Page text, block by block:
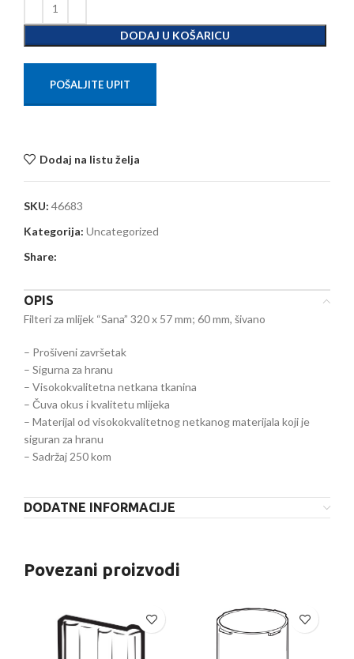
DODAJ U KOŠARICU
POŠALJITE UPIT
Dodaj na listu želja
SKU: 46683
Kategorija: Uncategorized
Share:
OPIS
Filteri za mlijek “Sana” 320 x 57 mm; 60 mm, šivano
– Prošiveni završetak
– Sigurna za hranu
– Visokokvalitetna netkana tkanina
– Čuva okus i kvalitetu mlijeka
– Materijal od visokokvalitetnog netkanog materijala koji je
siguran za hranu
– Sadržaj 250 kom
DODATNE INFORMACIJE
Povezani proizvodi